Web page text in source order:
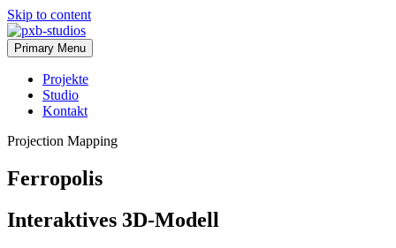
Skip to content
Primary Menu
Projekte
Studio
Kontakt
Projection Mapping
Ferropolis
Interaktives 3D-Modell